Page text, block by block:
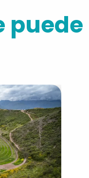
puede